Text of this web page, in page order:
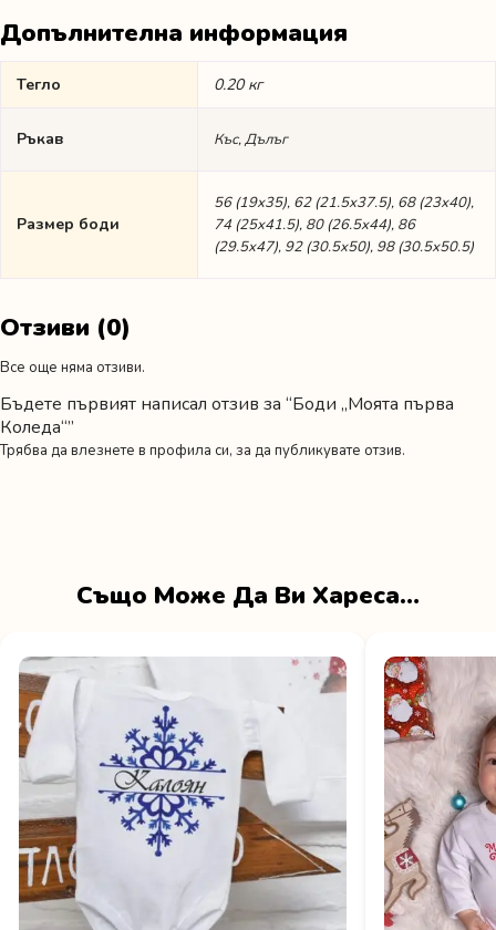
Допълнителна информация
Тегло 0.20 кг
Ръкав Къс, Дълъг
Размер боди
56 (19х35), 62 (21.5х37.5), 68 (23х40),
74 (25х41.5), 80 (26.5х44), 86
(29.5х47), 92 (30.5х50), 98 (30.5х50.5)
Отзиви (0)
Все още няма отзиви.
Бъдете първият написал отзив за “Боди „Моята първа
Коледа“”
Трябва да влезнете в профила си, за да публикувате отзив.
Също Може Да Ви Хареса…